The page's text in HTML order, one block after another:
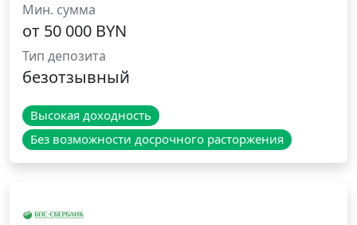
Мин. сумма
от 50 000 BYN
Тип депозита
безотзывный
Высокая доходность
Без возможности досрочного расторжения